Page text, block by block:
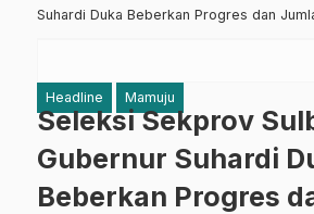
Suhardi Duka Beberkan Progres dan
Headline Mamuju
Seleksi Sekprov
Gubernur Suhardi
Beberkan Progres